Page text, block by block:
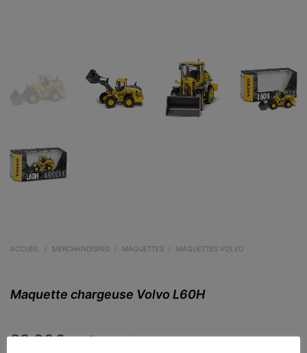
ACCUEIL / MERCHANDISING / MAQUETTES / MAQUETTES VOLVO
Maquette chargeuse Volvo L60H
88,00€ HT (+T.V.A.)